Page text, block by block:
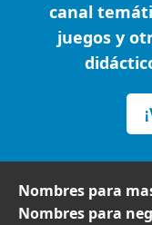
canal
juegos y
Nombres para
Nombres para